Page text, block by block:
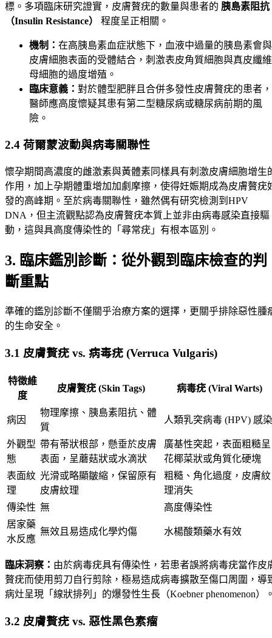
標。多項臨床研究證實，皮膚贅疣的數量與患者的 胰島素阻抗
（Insulin Resistance）
程度呈正相關。
機制： 在高胰島素血症狀態下，血液中過量的胰島素會與
皮膚細胞表面的受體結合，刺激表皮角質細胞與真皮纖維
母細胞的過度增殖。
臨床意義： 對於體型肥胖且合併多發性皮膚贅疣的患者，
醫師應高度懷疑其患有第二型糖尿病或糖尿病前期的風
險。
2.4 荷爾蒙波動與病毒關聯性
懷孕期間高濃度的雌激素與黃體素同樣具有刺激皮膚細胞增生
作用，加上孕期體重增加加劇摩擦，使得妊娠期成為皮膚贅疣
發的高峰期。至於病毒關聯性，雖然偶有研究檢測到HPV
DNA，但主流觀點認為皮膚贅疣本質上並非由病毒感染直接驅
動，這與具高度傳染性的「尋常疣」有根本區別。
3. 臨床鑑別診斷：從外觀到臨床檢查的判
斷重點
準確的鑑別診斷不僅關乎治療方案的選擇，更關乎排除惡性腫
的生命安全。
3.1 皮膚贅疣 vs. 病毒疣 (Verruca Vulgaris)
特徵維
度
皮膚贅疣 (Skin Tags) 病毒疣 (Viral Warts)
病因
物理摩擦、胰島素阻抗、體
質
人類乳突病毒 (HPV) 感染
外觀型
態
帶有蒂狀根部，懸垂於皮膚
表面，呈蘑菇狀或水滴狀
廣基性突起，表面粗糙呈
花椰菜狀或角質化硬塊
表面紋
理
光滑或略顯皺縮，保留原有
皮膚紋理
粗糙、角化過度，皮膚紋
理消失
傳染性 無
高度傳染性
居家藥
水反應
無效且易造成化學灼傷 水楊酸類藥水有效
臨床洞察： 由於病毒疣具有傳染性，若患者誤將病毒疣當作皮
贅疣而使用剪刀自行剪除，極易造成病毒擴散至傷口周圍，導
病灶呈現「線狀排列」的爆發性生長（Koebner phenomenon）
3.2 皮膚贅疣 vs. 惡性黑色素瘤